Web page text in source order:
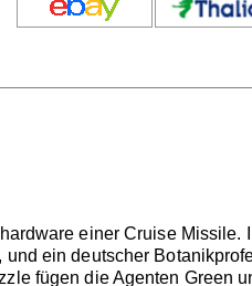
einer Cruise Missile.
ein deutscher
fügen die Agenten Green